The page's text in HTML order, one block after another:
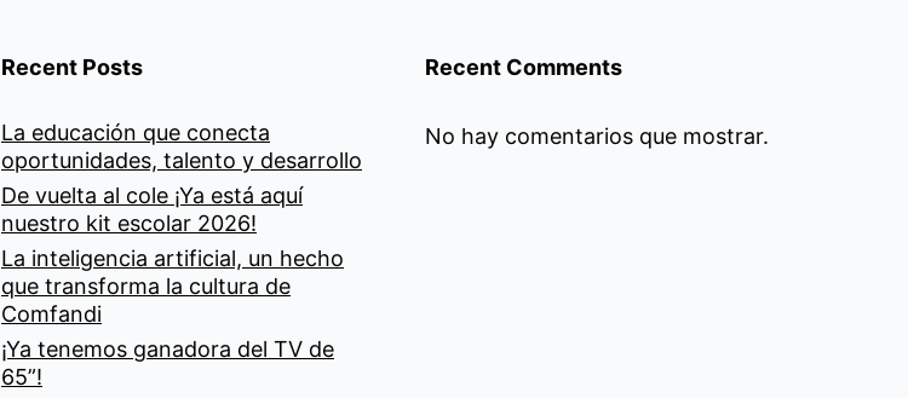
Recent Posts
La educación que conecta
oportunidades, talento y desarrollo
De vuelta al cole ¡Ya está aquí
nuestro kit escolar 2026!
La inteligencia artificial, un hecho
que transforma la cultura de
Comfandi
¡Ya tenemos ganadora del TV de
65”!
Recent Comments
No hay comentarios que mostrar.